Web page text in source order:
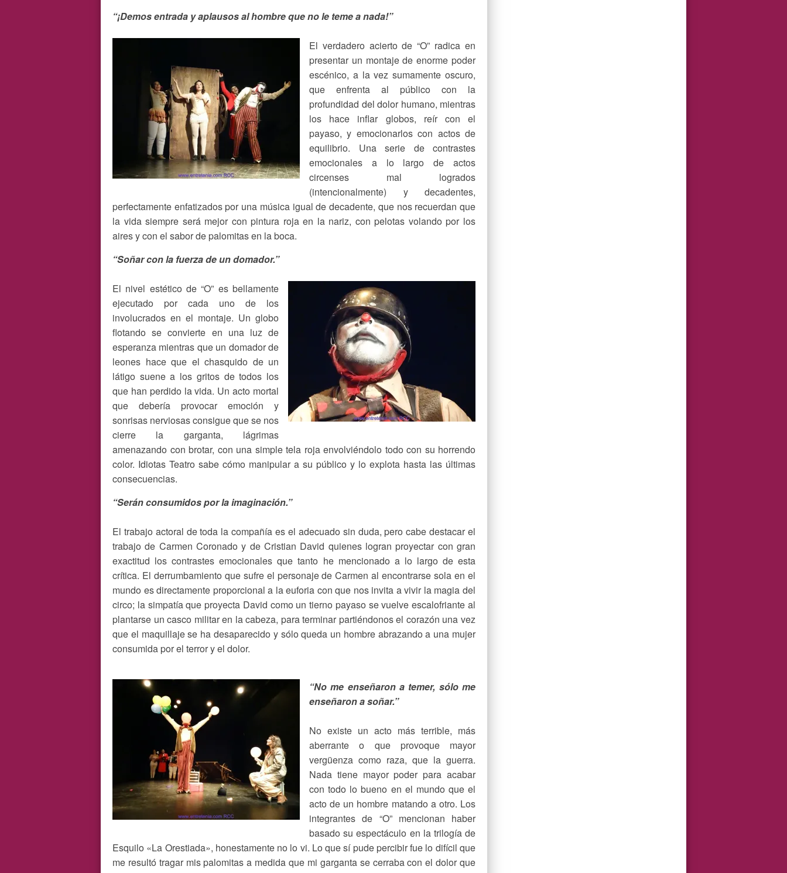
“¡Demos entrada y aplausos al hombre que no le teme a nada!”
El verdadero acierto de “O” radica en
presentar un montaje de enorme poder
escénico, a la vez sumamente oscuro,
que enfrenta al público con la
profundidad del dolor humano, mientras
los hace inflar globos, reír con el
payaso, y emocionarlos con actos de
equilibrio. Una serie de contrastes
emocionales a lo largo de actos
circenses mal logrados
(intencionalmente) y decadentes,
perfectamente enfatizados por una música igual de decadente, que nos recuerdan que
la vida siempre será mejor con pintura roja en la nariz, con pelotas volando por los
aires y con el sabor de palomitas en la boca.
“Soñar con la fuerza de un domador.”
El nivel estético de “O” es bellamente
ejecutado por cada uno de los
involucrados en el montaje. Un globo
flotando se convierte en una luz de
esperanza mientras que un domador de
leones hace que el chasquido de un
látigo suene a los gritos de todos los
que han perdido la vida. Un acto mortal
que debería provocar emoción y
sonrisas nerviosas consigue que se nos
cierre la garganta, lágrimas
amenazando con brotar, con una simple tela roja envolviéndolo todo con su horrendo
color. Idiotas Teatro sabe cómo manipular a su público y lo explota hasta las últimas
consecuencias.
“Serán consumidos por la imaginación.”
El trabajo actoral de toda la compañía es el adecuado sin duda, pero cabe destacar el
trabajo de Carmen Coronado y de Cristian David quienes logran proyectar con gran
exactitud los contrastes emocionales que tanto he mencionado a lo largo de esta
crítica. El derrumbamiento que sufre el personaje de Carmen al encontrarse sola en el
mundo es directamente proporcional a la euforia con que nos invita a vivir la magia del
circo; la simpatía que proyecta David como un tierno payaso se vuelve escalofriante al
plantarse un casco militar en la cabeza, para terminar partiéndonos el corazón una vez
que el maquillaje se ha desaparecido y sólo queda un hombre abrazando a una mujer
consumida por el terror y el dolor.
“No me enseñaron a temer, sólo me
enseñaron a soñar.”
No existe un acto más terrible, más
aberrante o que provoque mayor
vergüenza como raza, que la guerra.
Nada tiene mayor poder para acabar
con todo lo bueno en el mundo que el
acto de un hombre matando a otro. Los
integrantes de “O” mencionan haber
basado su espectáculo en la trilogía de
Esquilo «La Orestiada», honestamente no lo vi. Lo que sí pude percibir fue lo difícil que
me resultó tragar mis palomitas a medida que mi garganta se cerraba con el dolor que